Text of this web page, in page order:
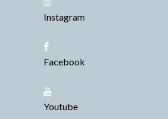
Instagram
Facebook
Youtube